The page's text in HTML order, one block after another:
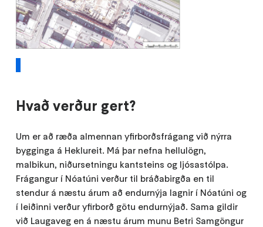
Hvað verður gert?
Um er að ræða almennan yfirborðsfrágang við nýrra
bygginga á Heklureit. Má þar nefna hellulögn,
malbikun, niðursetningu kantsteins og ljósastólpa.
Frágangur í Nóatúni verður til bráðabirgða en til
stendur á næstu árum að endurnýja lagnir í Nóatúni og
í leiðinni verður yfirborð götu endurnýjað. Sama gildir
við Laugaveg en á næstu árum munu Betri Samgöngur